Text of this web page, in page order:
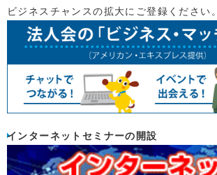
ビジネスチャンスの拡大にご登録ください。
インターネットセミナーの開設